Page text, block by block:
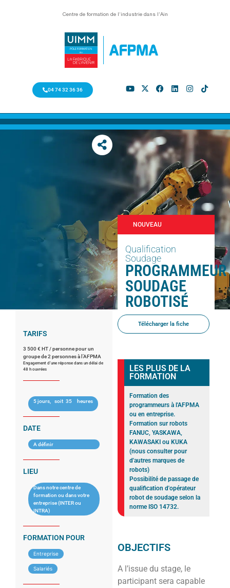
Centre de formation de l’industrie dans l’Ain
04 74 32 36 36
NOUVEAU
Qualification
Soudage
PROGRAMMEUR
SOUDAGE
ROBOTISÉ
TARIFS
3 500 € HT / personne pour un
groupe de 2 personnes à l’AFPMA
Engagement d’une réponse dans un délai de
48 h ouvrées
5 jours, soit 35 heures
DATE
A définir
LIEU
Dans notre centre de
formation ou dans votre
entreprise (INTER ou
INTRA)
FORMATION POUR
Entreprise
Salariés
Télécharger la fiche
LES PLUS DE LA
FORMATION
Formation des
programmeurs à l'AFPMA
ou en entreprise.
Formation sur robots
FANUC, YASKAWA,
KAWASAKI ou KUKA
(nous consulter pour
d'autres marques de
robots)
Possibilité de passage de
qualification d'opérateur
robot de soudage selon la
norme ISO 14732.
OBJECTIFS
A l’issue du stage, le
participant sera capable